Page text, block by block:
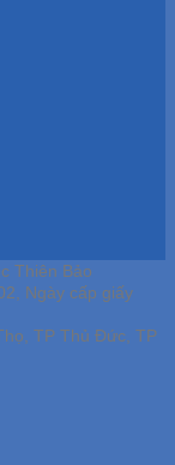
Thiên Bảo
Ngày cấp giấy
TP Thủ Đức, TP